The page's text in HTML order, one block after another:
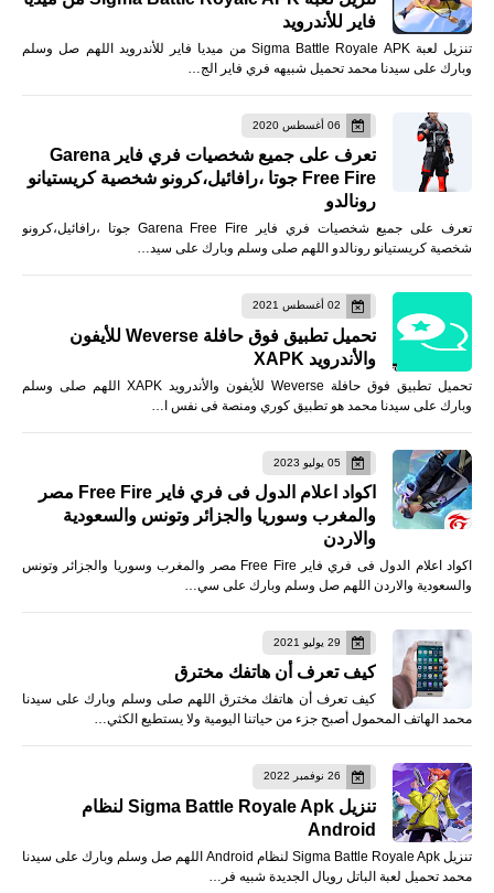
فاير للأندرويد
تنزيل لعبة Sigma Battle Royale APK من ميديا فاير للأندرويد اللهم صل وسلم
وبارك على سيدنا محمد تحميل شبيهه فري فاير الج…
06 أغسطس 2020
تعرف على جميع شخصيات فري فاير Garena
Free Fire جوتا ،رافائيل،كرونو شخصية كريستيانو
رونالدو
تعرف على جميع شخصيات فري فاير Garena Free Fire جوتا ،رافائيل،كرونو
شخصية كريستيانو رونالدو اللهم صلى وسلم وبارك على سيد…
02 أغسطس 2021
تحميل تطبيق فوق حافلة Weverse للأيفون
والأندرويد XAPK
تحميل تطبيق فوق حافلة Weverse للأيفون والأندرويد XAPK اللهم صلى وسلم
وبارك على سيدنا محمد هو تطبيق كوري ومنصة فى نفس ا…
05 يوليو 2023
اكواد اعلام الدول فى فري فاير Free Fire مصر
والمغرب وسوريا والجزائر وتونس والسعودية
والاردن
اكواد اعلام الدول فى فري فاير Free Fire مصر والمغرب وسوريا والجزائر وتونس
والسعودية والاردن اللهم صل وسلم وبارك على سي…
29 يوليو 2021
كيف تعرف أن هاتفك مخترق
كيف تعرف أن هاتفك مخترق اللهم صلى وسلم وبارك على سيدنا
محمد الهاتف المحمول أصبح جزء من حياتنا اليومية ولا يستطيع الكثي…
26 نوفمبر 2022
تنزيل Sigma Battle Royale Apk لنظام
Android
تنزيل Sigma Battle Royale Apk لنظام Android اللهم صل وسلم وبارك على سيدنا
محمد تحميل لعبة الباتل رويال الجديدة شبيه فر…